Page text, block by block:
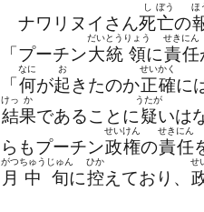
ナワリヌイさん死
し
亡
ぼう
の
ほ
「プーチン大
だい
統
とう
領
りょう
に責
せき
任
にん
「何
なに
が起
お
きたのか正
せい
確
かく
に
結
けっ
果
か
であることに疑
うたが
いは
らもプーチン政
せい
権
けん
の責
せき
任
にん
月
がつ
中
ちゅう
旬
じゅん
に控
ひか
えており、
せ